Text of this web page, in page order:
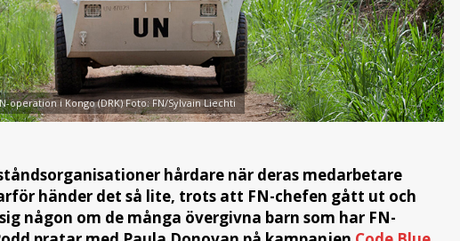
operation i Kongo (DRK) Foto: FN/Sylvain Liechti
hårdare när deras medarbetare
händer det så lite, trots att FN-chefen gått ut och
någon om de många övergivna barn som har FN-